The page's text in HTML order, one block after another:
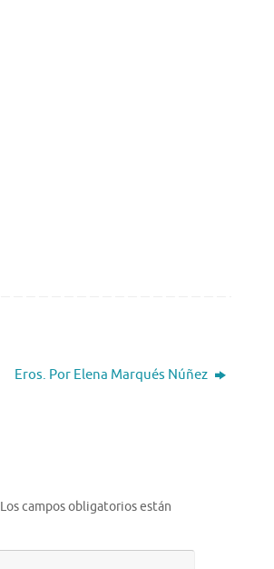
Eros. Por Elena Marqués Núñez
Los campos obligatorios están